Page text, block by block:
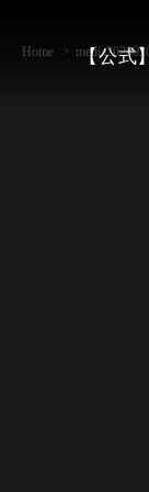
【公式
Home